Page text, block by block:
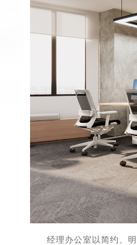
经理办公室以简约、